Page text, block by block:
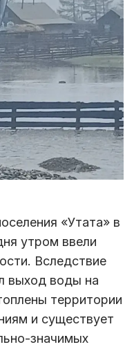
«Утата» в
утром ввели
Вследствие
выход воды на
территории
и существует
значимых